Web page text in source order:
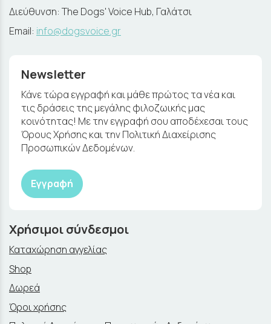
Διεύθυνση: The Dogs' Voice Hub, Γαλάτσι
Email: info@dogsvoice.gr
Newsletter
Κάνε τώρα εγγραφή και μάθε πρώτος τα νέα και
τις δράσεις της μεγάλης φιλοζωικής μας
κοινότητας! Με την εγγραφή σου αποδέχεσαι τους
Όρους Χρήσης και την Πολιτική Διαχείρισης
Προσωπικών Δεδομένων.
Εγγραφή
Χρήσιμοι σύνδεσμοι
Καταχώρηση αγγελίας
Shop
Δωρεά
Όροι χρήσης